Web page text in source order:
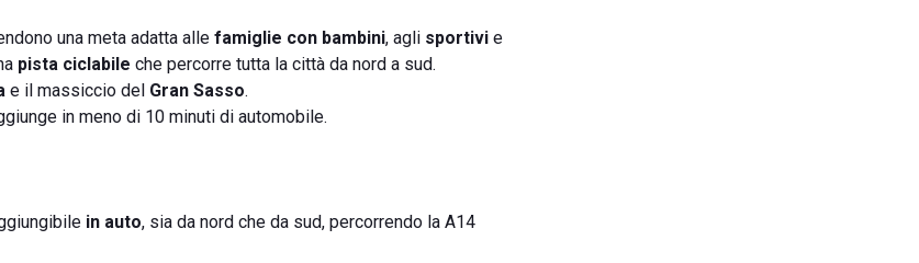
una meta adatta alle famiglie con bambini, agli sportivi e
pista ciclabile che percorre tutta la città da nord a sud.
e il massiccio del Gran Sasso.
in meno di 10 minuti di automobile.
in auto, sia da nord che da sud, percorrendo la A14